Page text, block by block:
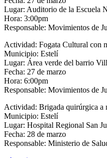
Lugar: Auditorio de la Escuela
Hora: 3:00pm
Responsable: Movimientos de
Actividad: Fogata Cultural con
Municipio: Estelí
Lugar: Área verde del barrio
Fecha: 27 de marzo
Hora: 6:00pm
Responsable: Movimientos de
Actividad: Brigada quirúrgica a
Municipio: Estelí
Lugar: Hospital Regional San
Fecha: 28 de marzo
Responsable: Ministerio de